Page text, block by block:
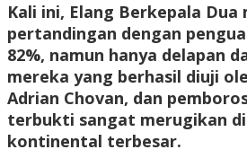
Kali ini, Elang Berkepala Dua
pertandingan dengan
82%, namun hanya delapan
mereka yang berhasil diuji
Adrian Chovan, dan
terbukti sangat merugikan
kontinental terbesar.